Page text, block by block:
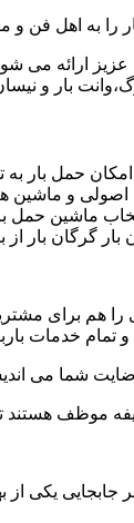
را به اهل فن
ارائه می
بار و
حمل بار
اصولی و
ماشین حمل
گرگان بار از
را هم برای
خدمات
شما می
موظف
جابجایی